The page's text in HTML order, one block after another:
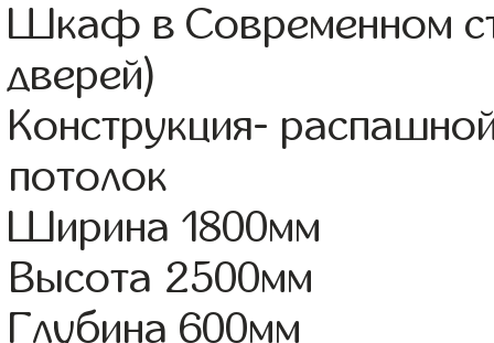
Шкаф в Современном
дверей)
Конструкция-
потолок
Ширина 1800мм
Высота 2500мм
Глубина 600мм